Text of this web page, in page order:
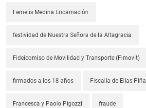
Fernelis Medina Encarnación
festividad de Nuestra Señora de la Altagracia
Fideicomiso de Movilidad y Transporte (Fimovit)
firmados a los 18 años Fiscalia de Elías Piña
Francesca y Paolo Pigozzi fraude